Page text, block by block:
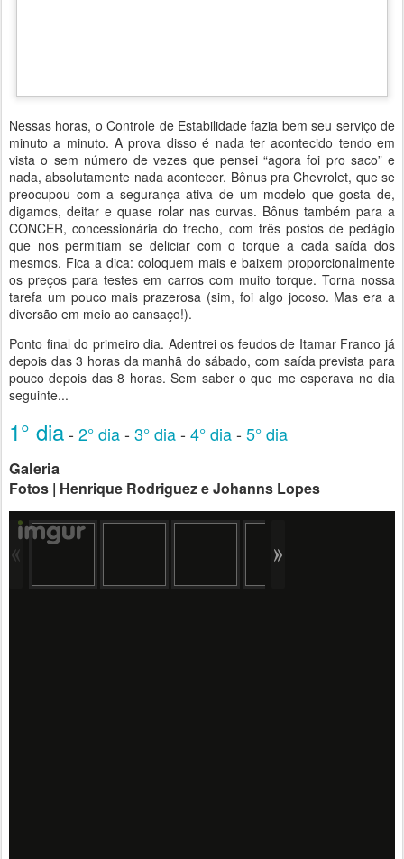
Nessas horas, o Controle de Estabilidade fazia bem seu serviço de
minuto a minuto. A prova disso é nada ter acontecido tendo em
vista o sem número de vezes que pensei “agora foi pro saco” e
nada, absolutamente nada acontecer. Bônus pra Chevrolet, que se
preocupou com a segurança ativa de um modelo que gosta de,
digamos, deitar e quase rolar nas curvas. Bônus também para a
CONCER, concessionária do trecho, com três postos de pedágio
que nos permitiam se deliciar com o torque a cada saída dos
mesmos. Fica a dica: coloquem mais e baixem proporcionalmente
os preços para testes em carros com muito torque. Torna nossa
tarefa um pouco mais prazerosa (sim, foi algo jocoso. Mas era a
diversão em meio ao cansaço!).
Ponto final do primeiro dia. Adentrei os feudos de Itamar Franco já
depois das 3 horas da manhã do sábado, com saída prevista para
pouco depois das 8 horas. Sem saber o que me esperava no dia
seguinte...
1° dia- 2° dia- 3° dia- 4° dia- 5° dia
Galeria
Fotos | Henrique Rodriguez e Johanns Lopes